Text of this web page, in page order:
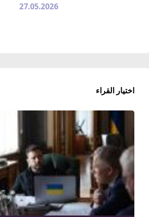
27.05.2026
اختيار القراء